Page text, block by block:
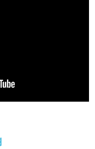
些？搬家禁忌要注